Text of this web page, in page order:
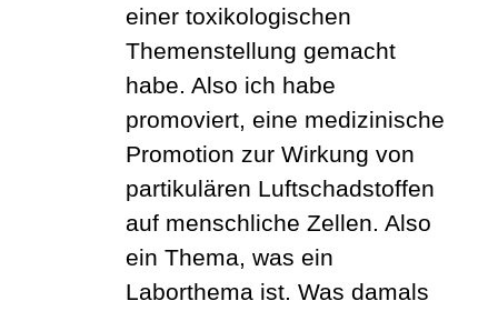
einer toxikologischen
Themenstellung gemacht
habe. Also ich habe
promoviert, eine medizinische
Promotion zur Wirkung von
partikulären Luftschadstoffen
auf menschliche Zellen. Also
ein Thema, was ein
Laborthema ist. Was damals